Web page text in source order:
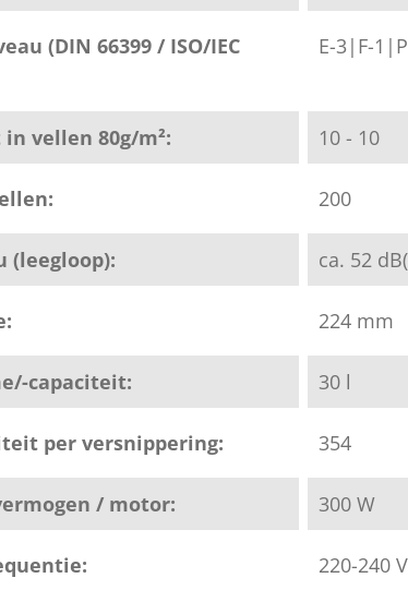
(DIN 66399 / ISO/IEC
E-3|F-
vellen 80g/m²: 10 - 10
200
(leegloop): ca. 52
224 mm
capaciteit: 30 l
per versnippering: 354
/ motor: 300 W
220-240